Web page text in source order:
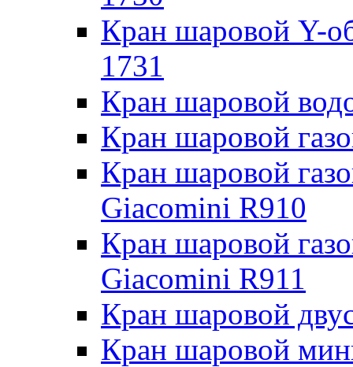
Кран шаровой Y-
1731
Кран шаровой
Кран шаровой
Кран шаровой
Giacomini R910
Кран шаровой
Giacomini R911
Кран шаровой
Кран шаровой